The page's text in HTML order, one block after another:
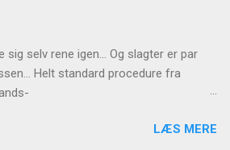
sig selv rene igen... Og slagter er par
Helt standard procedure fra
LÆS MERE